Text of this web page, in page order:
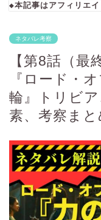
◆本記事はアフィリエ
ネタバレ考察
【第8話（最
『ロード・
輪』トリビ
素、考察まと